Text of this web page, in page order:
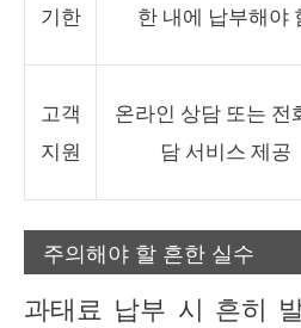
기한
한 내에 납부해야
고객
지원
온라인 상담 또는 전
담 서비스 제공
주의해야 할 흔한 실수
과태료 납부 시 흔히